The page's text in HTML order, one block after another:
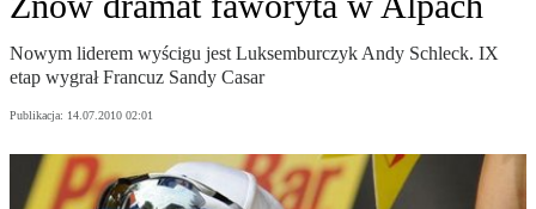
Nowym liderem wyścigu jest Luksemburczyk Andy Schleck. IX
etap wygrał Francuz Sandy Casar
Publikacja: 14.07.2010 02:01